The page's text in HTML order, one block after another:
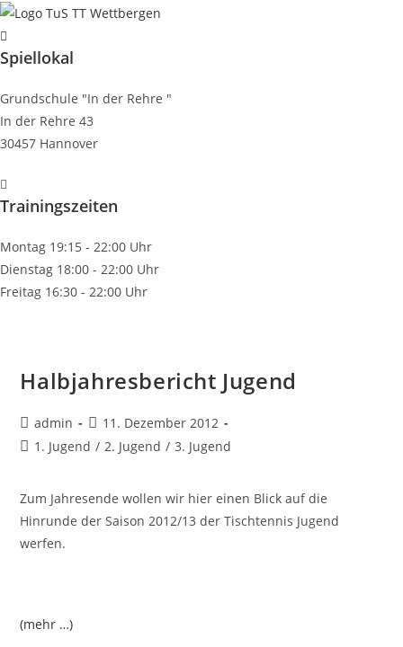
Zum
Inhalt
springen
Spiellokal
Grundschule "In der Rehre "
In der Rehre 43
30457 Hannover
Trainingszeiten
Montag 19:15 - 22:00 Uhr
Dienstag 18:00 - 22:00 Uhr
Freitag 16:30 - 22:00 Uhr
Halbjahresbericht Jugend
Beitrags-
Autor:
admin
Beitrag
veröffentlicht:
11. Dezember 2012
Beitrags-
1. Jugend / 2. Jugend / 3. Jugend
Zum Jahresende wollen wir hier einen Blick auf die
Hinrunde der Saison 2012/13 der Tischtennis Jugend
werfen.
(mehr …)